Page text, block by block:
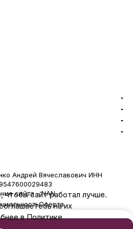
Андрей Вячеславович ИНН
сайта -NAN
Оферта
сайт работал лучше.
на их
в Политике